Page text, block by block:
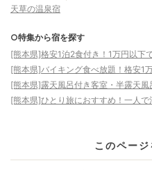
天草の温泉宿
○特集から宿を探す
[熊本県]格安1泊2食付き！1万円以下
[熊本県]バイキング食べ放題！格安1
[熊本県]露天風呂付き客室・半露天
[熊本県]ひとり旅におすすめ！一人
このペー